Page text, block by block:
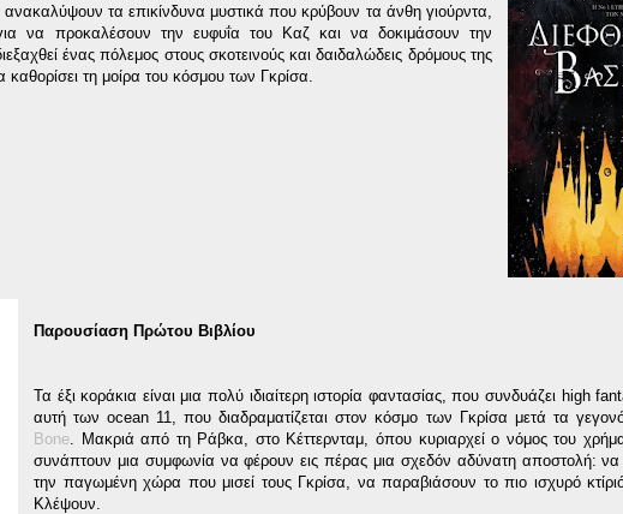
τα επικίνδυνα μυστικά που κρύβουν τα άνθη γιούρντα,
για να προκαλέσουν την ευφυΐα του Καζ και να δοκιμάσουν την
ένας πόλεμος στους σκοτεινούς και δαιδαλώδεις δρόμους της
τη μοίρα του κόσμου των Γκρίσα.
Παρουσίαση Πρώτου Βιβλίου
Τα έξι κοράκια είναι μια πολύ ιδιαίτερη ιστορία φαντασίας, που συνδυάζει high
αυτή των ocean 11, που διαδραματίζεται στον κόσμο των Γκρίσα μετά τα
Bone. Μακριά από τη Ράβκα, στο Κέττερνταμ, όπου κυριαρχεί ο νόμος του
συνάπτουν μια συμφωνία να φέρουν εις πέρας μια σχεδόν αδύνατη αποστολή:
την παγωμένη χώρα που μισεί τους Γκρίσα, να παραβιάσουν το πιο ισχυρό
Κλέψουν.